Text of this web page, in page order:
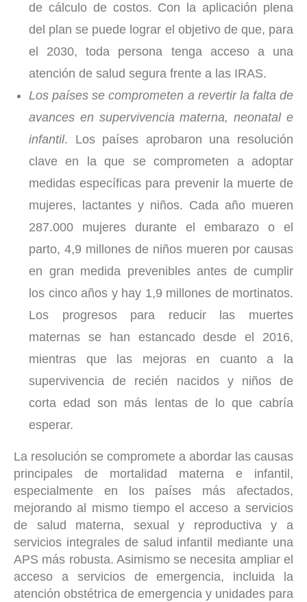
de cálculo de costos. Con la aplicación plena
del plan se puede lograr el objetivo de que, para
el 2030, toda persona tenga acceso a una
atención de salud segura frente a las IRAS.
Los países se comprometen a revertir la falta de
avances en supervivencia materna, neonatal e
infantil. Los países aprobaron una resolución
clave en la que se comprometen a adoptar
medidas específicas para prevenir la muerte de
mujeres, lactantes y niños. Cada año mueren
287.000 mujeres durante el embarazo o el
parto, 4,9 millones de niños mueren por causas
en gran medida prevenibles antes de cumplir
los cinco años y hay 1,9 millones de mortinatos.
Los progresos para reducir las muertes
maternas se han estancado desde el 2016,
mientras que las mejoras en cuanto a la
supervivencia de recién nacidos y niños de
corta edad son más lentas de lo que cabría
esperar.
La resolución se compromete a abordar las causas
principales de mortalidad materna e infantil,
especialmente en los países más afectados,
mejorando al mismo tiempo el acceso a servicios
de salud materna, sexual y reproductiva y a
servicios integrales de salud infantil mediante una
APS más robusta. Asimismo se necesita ampliar el
acceso a servicios de emergencia, incluida la
atención obstétrica de emergencia y unidades para